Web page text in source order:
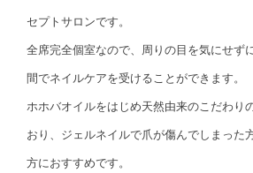
セプトサロンです。
全席完全個室なので、周りの目を気にせず
間でネイルケアを受けることができます。
ホホバオイルをはじめ天然由来のこだわり
おり、ジェルネイルで爪が傷んでしまった
方におすすめです。